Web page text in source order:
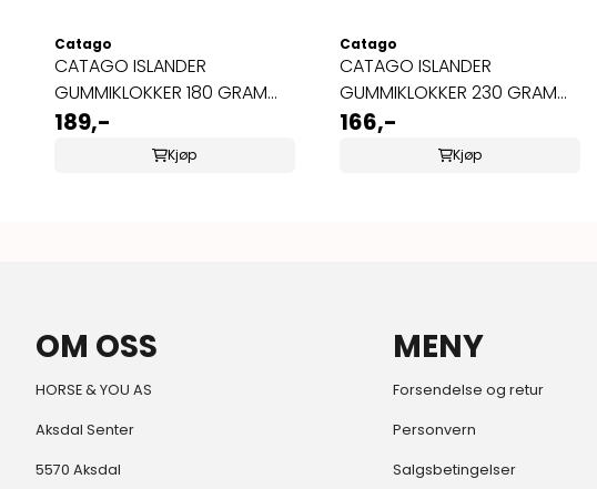
Catago
CATAGO ISLANDER
GUMMIKLOKKER 180 GRAM
HVITE
189,-
Kjøp
Catago
CATAGO ISLANDER
GUMMIKLOKKER 230 GRAM
HVITE
166,-
Kjøp
OM OSS
HORSE & YOU AS
Aksdal Senter
5570 Aksdal
MENY
Forsendelse og retur
Personvern
Salgsbetingelser